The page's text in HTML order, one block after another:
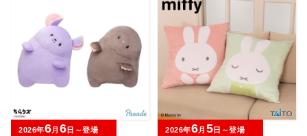
2026年6月 6日～登場 2026年6月 5日～登場